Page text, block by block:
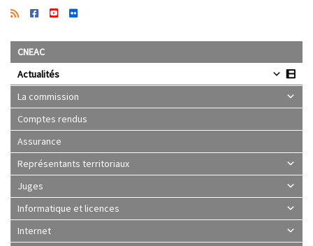
CNEAC
Actualités
La commission
Comptes rendus
Assurance
Représentants territoriaux
Juges
Informatique et licences
Internet